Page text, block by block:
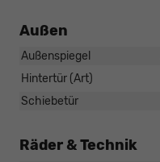
Außen
Außenspiegel
Hintertür (Art)
Schiebetür
Räder & Technik